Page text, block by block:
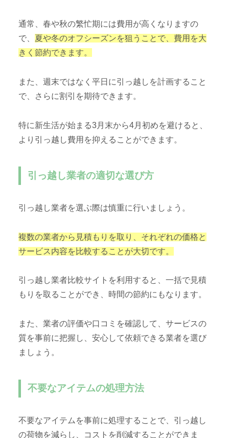
通常、春や秋の繁忙期には費用が高くなりますの
で、 夏や冬のオフシーズンを狙うことで、費用を大
きく節約できます。
また、週末ではなく平日に引っ越しを計画すること
で、さらに割引を期待できます。
特に新生活が始まる3月末から4月初めを避けると、
より引っ越し費用を抑えることができます。
引っ越し業者の適切な選び方
引っ越し業者を選ぶ際は慎重に行いましょう。
複数の業者から見積もりを取り、それぞれの価格と
サービス内容を比較することが大切です。
引っ越し業者比較サイトを利用すると、一括で見積
もりを取ることができ、時間の節約にもなります。
また、業者の評価や口コミを確認して、サービスの
質を事前に把握し、安心して依頼できる業者を選び
ましょう。
不要なアイテムの処理方法
不要なアイテムを事前に処理することで、引っ越し
の荷物を減らし、コストを削減することができま